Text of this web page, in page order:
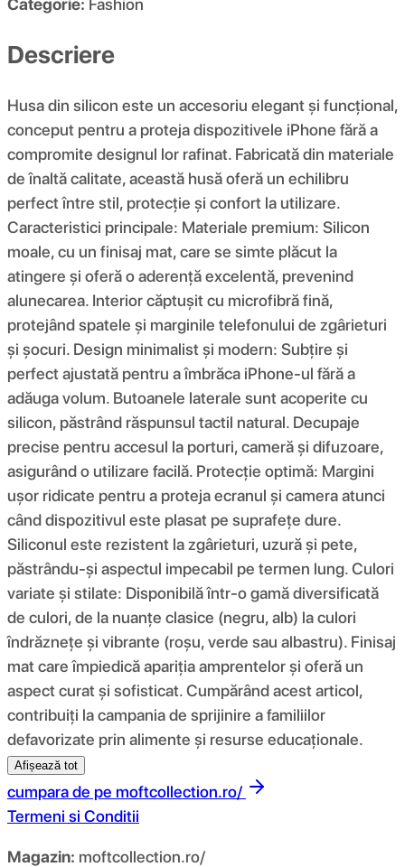
Categorie: Fashion
Descriere
Husa din silicon este un accesoriu elegant și funcțional,
conceput pentru a proteja dispozitivele iPhone fără a
compromite designul lor rafinat. Fabricată din materiale
de înaltă calitate, această husă oferă un echilibru
perfect între stil, protecție și confort la utilizare.
Caracteristici principale: Materiale premium: Silicon
moale, cu un finisaj mat, care se simte plăcut la
atingere și oferă o aderență excelentă, prevenind
alunecarea. Interior căptușit cu microfibră fină,
protejând spatele și marginile telefonului de zgârieturi
și șocuri. Design minimalist și modern: Subțire și
perfect ajustată pentru a îmbrăca iPhone-ul fără a
adăuga volum. Butoanele laterale sunt acoperite cu
silicon, păstrând răspunsul tactil natural. Decupaje
precise pentru accesul la porturi, cameră și difuzoare,
asigurând o utilizare facilă. Protecție optimă: Margini
ușor ridicate pentru a proteja ecranul și camera atunci
când dispozitivul este plasat pe suprafețe dure.
Siliconul este rezistent la zgârieturi, uzură și pete,
păstrându-și aspectul impecabil pe termen lung. Culori
variate și stilate: Disponibilă într-o gamă diversificată
de culori, de la nuanțe clasice (negru, alb) la culori
îndrăznețe și vibrante (roșu, verde sau albastru). Finisaj
mat care împiedică apariția amprentelor și oferă un
aspect curat și sofisticat. Cumpărând acest articol,
contribuiți la campania de sprijinire a familiilor
defavorizate prin alimente și resurse educaționale.
Afișează tot
cumpara de pe moftcollection.ro/
Termeni si Conditii
Magazin: moftcollection.ro/